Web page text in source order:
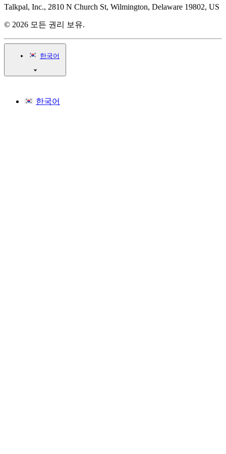
Talkpal, Inc., 2810 N Church St, Wilmington, Delaware 19802, US
© 2026 모든 권리 보유.
한국어
한국어